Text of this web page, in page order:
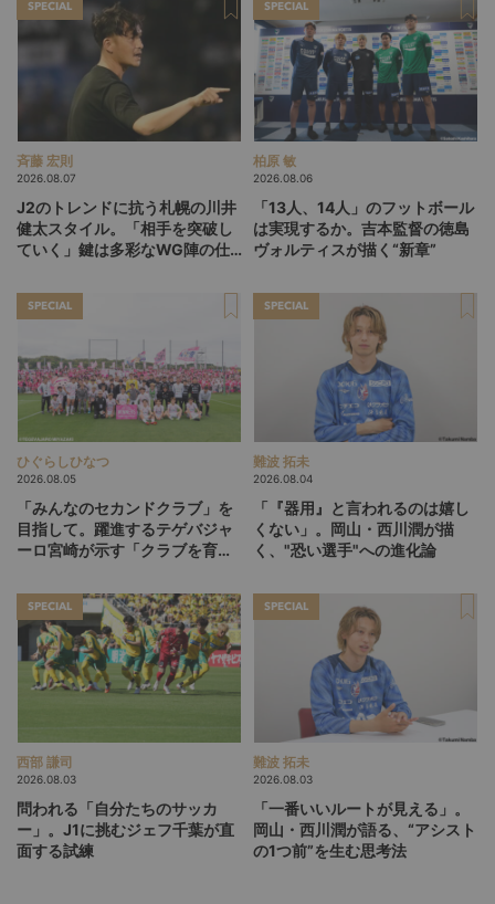
SPECIAL
斉藤 宏則
2026.08.07
J2のトレンドに抗う札幌の川井
健太スタイル。「相手を突破し
ていく」鍵は多彩なWG陣の仕
SPECIAL
柏原 敏
2026.08.06
「13人、14人」のフットボール
は実現するか。吉本監督の徳島
ヴォルティスが描く“新章”
SPECIAL
ひぐらしひなつ
2026.08.05
「みんなのセカンドクラブ」を
目指して。躍進するテゲバジャ
ーロ宮崎が示す「クラブを育て
SPECIAL
難波 拓未
2026.08.04
「『器用』と言われるのは嬉し
くない」。岡山・西川潤が描
く、"恐い選手"への進化論
SPECIAL
西部 謙司
2026.08.03
問われる「自分たちのサッカ
ー」。J1に挑むジェフ千葉が直
面する試練
SPECIAL
難波 拓未
2026.08.03
「一番いいルートが見える」。
岡山・西川潤が語る、“アシスト
の1つ前”を生む思考法